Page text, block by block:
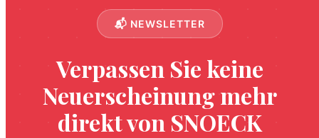
📬 NEWSLETTER
Verpassen Sie keine
Neuerscheinung mehr
direkt von SNOECK